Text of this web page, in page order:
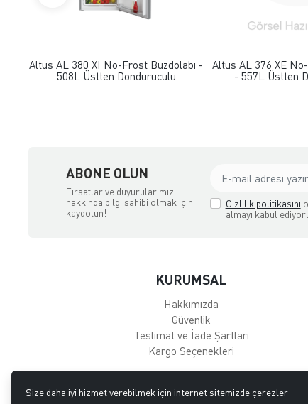
Altus AL 380 XI No-Frost Buzdolabı -
508L Üstten Donduruculu
Altus AL 376 XE
- 557L Üstten
ABONE OLUN
Fırsatlar ve duyurularımız
hakkında bilgi sahibi olmak için
kaydolun!
Gizlilik politikasını
almayı kabul
KURUMSAL
Hakkımızda
Güvenlik
Teslimat ve İade Şartları
Kargo Seçenekleri
Size daha iyi hizmet verebilmek için internet sitemizde çerezler